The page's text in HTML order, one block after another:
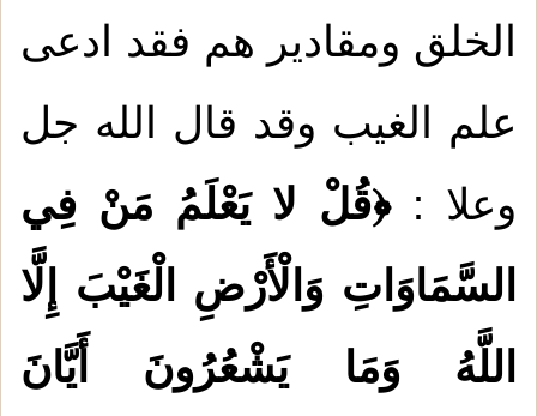
الخلق ومقادير هم فقد ادعى
علم الغيب وقد قال الله جل
وعلا :﴿قُلْ لا يَعْلَمُ مَنْ فِي
السَّمَاوَاتِ وَالْأَرْضِ الْغَيْبَ إِلَّا
اللَّهُ وَمَا يَشْعُرُونَ أَيَّانَ